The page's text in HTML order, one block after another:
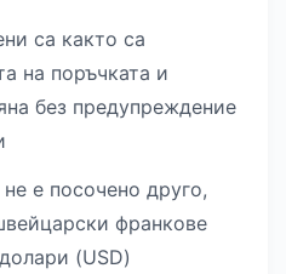
са както са
на поръчката и
без предупреждение
е посочено друго,
франкове
(USD)